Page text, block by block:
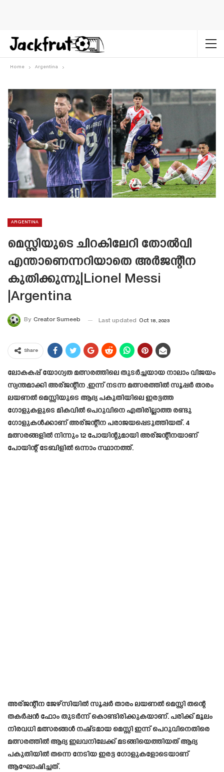
Home Argentina
ARGENTINA
മെസ്സിയുടെ ചിറകിലേറി തോൽവി
എന്താണെന്നറിയാതെ അർജന്റീന
കുതിക്കുന്നു|Lionel Messi
|Argentina
By Creator Sumeeb Last updated Oct 18, 2023
Share
ലോകകപ്പ് യോഗ്യത മത്സരത്തിലെ തുടർച്ചയായ നാലാം വിജയം
സ്വന്തമാക്കി അര്ജന്റീന ,ഇന്ന് നടന്ന മത്സരത്തിൽ സൂപ്പർ താരം
ലയണൽ മെസ്സിയുടെ ആദ്യ പകുതിയിലെ ഇരട്ടത്ത
ഗോളുകളുടെ മികവിൽ പെറുവിനെ എതിരില്ലാത്ത രണ്ടു
ഗോളുകൾക്കാണ് അര്ജന്റീന പരാജയപ്പെടുത്തിയത്. 4
മത്സരങ്ങളിൽ നിന്നും 12 പോയിന്റുമായി അര്ജന്റീനയാണ്
പോയിന്റ് ടേബിളിൽ ഒന്നാം സ്ഥാനത്ത്.
അര്ജന്റീന ജേഴ്സിയിൽ സൂപ്പർ താരം ലയണൽ മെസ്സി തന്റെ
തകർപ്പൻ ഫോം തുടർന്ന് കൊണ്ടിരിക്കുകയാണ്. പരിക്ക് മൂലം
നിരവധി മത്സരങ്ങൾ നഷ്‌ടമായ മെസ്സി ഇന്ന് പെറുവിനെതിരെ
മത്സരത്തിൽ ആദ്യ ഇലവനിലേക്ക് മടങ്ങിയെത്തിയത് ആദ്യ
പകുതിയിൽ തന്നെ നേടിയ ഇരട്ട ഗോളുകളോടെയാണ്
ആഘോഷിച്ചത്.